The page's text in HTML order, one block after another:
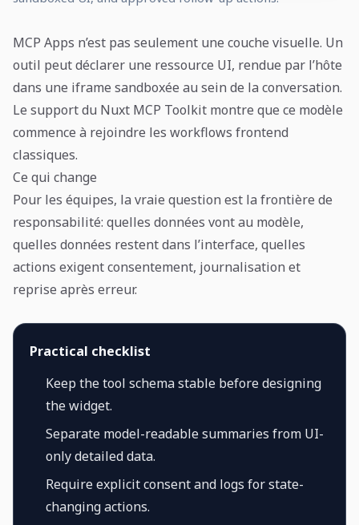
MCP Apps n’est pas seulement une couche visuelle. Un
outil peut déclarer une ressource UI, rendue par l’hôte
dans une iframe sandboxée au sein de la conversation.
Le support du Nuxt MCP Toolkit montre que ce modèle
commence à rejoindre les workflows frontend
classiques.
Ce qui change
Pour les équipes, la vraie question est la frontière de
responsabilité: quelles données vont au modèle,
quelles données restent dans l’interface, quelles
actions exigent consentement, journalisation et
reprise après erreur.
Practical checklist
Keep the tool schema stable before designing
the widget.
Separate model-readable summaries from UI-
only detailed data.
Require explicit consent and logs for state-
changing actions.